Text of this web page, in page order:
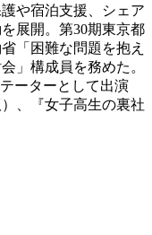
や宿泊支援、シェア
展開。第30期東京都
「困難な問題を抱え
」構成員を務めた。
ーターとして出演
、『女子高生の裏社